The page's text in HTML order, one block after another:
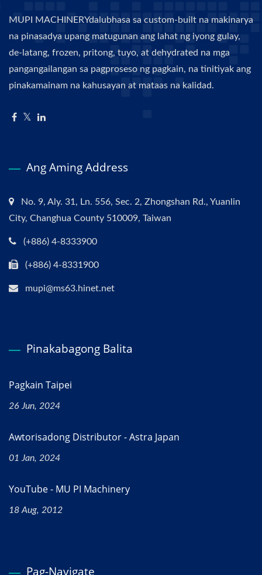
MUPI MACHINERYdalubhasa sa custom-built na makinarya
na pinasadya upang matugunan ang lahat ng iyong gulay,
de-latang, frozen, pritong, tuyo, at dehydrated na mga
pangangailangan sa pagproseso ng pagkain, na tinitiyak ang
pinakamainam na kahusayan at mataas na kalidad.
Ang Aming Address
No. 9, Aly. 31, Ln. 556, Sec. 2, Zhongshan Rd., Yuanlin
City, Changhua County 510009, Taiwan
(+886) 4-8333900
(+886) 4-8331900
mupi@ms63.hinet.net
Pinakabagong Balita
Pagkain Taipei
26 Jun, 2024
Awtorisadong Distributor - Astra Japan
01 Jan, 2024
YouTube - MU PI Machinery
18 Aug, 2012
Pag-Navigate